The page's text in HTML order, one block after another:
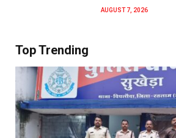
AUGUST 7, 2026
Top Trending